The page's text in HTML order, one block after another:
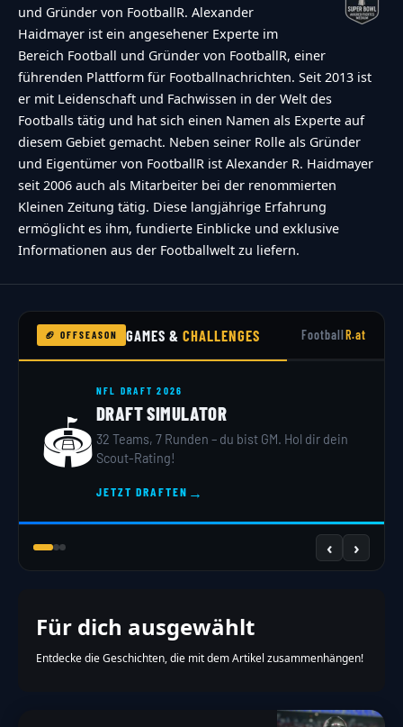
und Gründer von FootballR. Alexander
Haidmayer ist ein angesehener Experte im
Bereich Football und Gründer von FootballR, einer
führenden Plattform für Footballnachrichten. Seit 2013 ist
er mit Leidenschaft und Fachwissen in der Welt des
Footballs tätig und hat sich einen Namen als Experte auf
diesem Gebiet gemacht. Neben seiner Rolle als Gründer
und Eigentümer von FootballR ist Alexander R. Haidmayer
seit 2006 auch als Mitarbeiter bei der renommierten
Kleinen Zeitung tätig. Diese langjährige Erfahrung
ermöglicht es ihm, fundierte Einblicke und exklusive
Informationen aus der Footballwelt zu liefern.
🏈 OFFSEASON GAMES &CHALLENGES FootballR.at
🏟️
NFL DRAFT 2026
DRAFT SIMULATOR
32 Teams, 7 Runden – du bist GM. Hol dir dein
Scout-Rating!
JETZT DRAFTEN →
‹ ›
Für dich ausgewählt
Entdecke die Geschichten, die mit dem Artikel zusammenhängen!